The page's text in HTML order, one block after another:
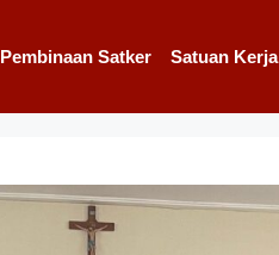
Pembinaan Satker Satuan Kerja